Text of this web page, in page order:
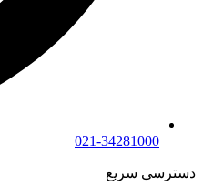
021-34281000
دسترسی سریع